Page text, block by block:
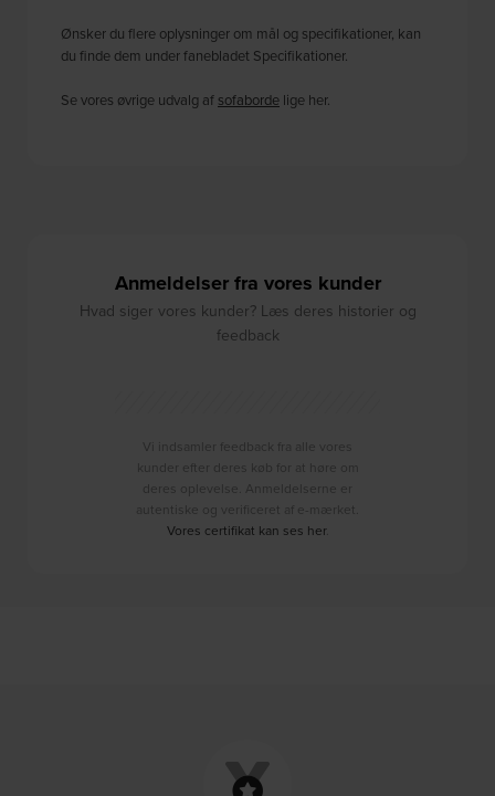
Ønsker du flere oplysninger om mål og specifikationer, kan
du finde dem under fanebladet Specifikationer.
Se vores øvrige udvalg af sofaborde lige her.
Anmeldelser fra vores kunder
Hvad siger vores kunder? Læs deres historier og
feedback
Vi indsamler feedback fra alle vores
kunder efter deres køb for at høre om
deres oplevelse. Anmeldelserne er
autentiske og verificeret af e-mærket.
Vores certifikat kan ses her.